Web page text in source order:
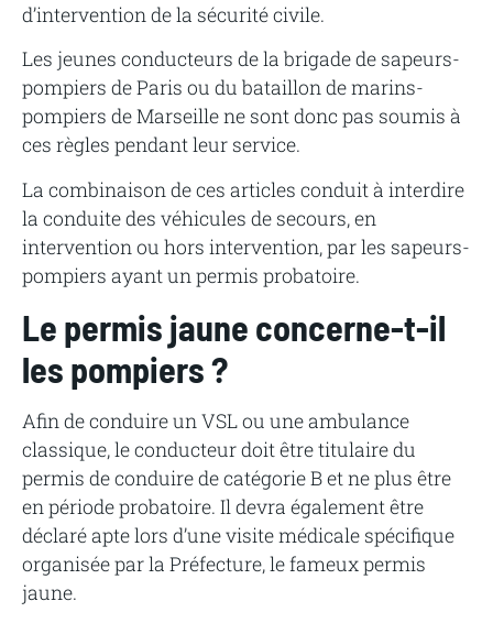
d’intervention de la sécurité civile.
Les jeunes conducteurs de la brigade de sapeurs-
pompiers de Paris ou du bataillon de marins-
pompiers de Marseille ne sont donc pas soumis à
ces règles pendant leur service.
La combinaison de ces articles conduit à interdire
la conduite des véhicules de secours, en
intervention ou hors intervention, par les sapeurs-
pompiers ayant un permis probatoire.
Le permis jaune concerne-t-il
les pompiers ?
Afin de conduire un VSL ou une ambulance
classique, le conducteur doit être titulaire du
permis de conduire de catégorie B et ne plus être
en période probatoire. Il devra également être
déclaré apte lors d’une visite médicale spécifique
organisée par la Préfecture, le fameux permis
jaune.